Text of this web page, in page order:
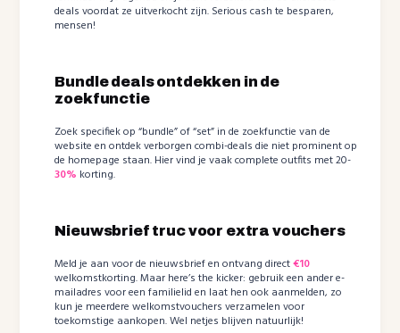
deals voordat ze uitverkocht zijn. Serious cash te besparen,
mensen!
Bundle deals ontdekken in de
zoekfunctie
Zoek specifiek op “bundle” of “set” in de zoekfunctie van de
website en ontdek verborgen combi-deals die niet prominent op
de homepage staan. Hier vind je vaak complete outfits met 20-
30% korting.
Nieuwsbrief truc voor extra vouchers
Meld je aan voor de nieuwsbrief en ontvang direct€10
welkomstkorting. Maar here’s the kicker: gebruik een ander e-
mailadres voor een familielid en laat hen ook aanmelden, zo
kun je meerdere welkomstvouchers verzamelen voor
toekomstige aankopen. Wel netjes blijven natuurlijk!